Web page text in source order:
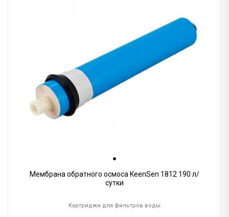
Мембрана обратного осмоса KeenSen 1812 190 л/
сутки
Картриджи для фильтров воды